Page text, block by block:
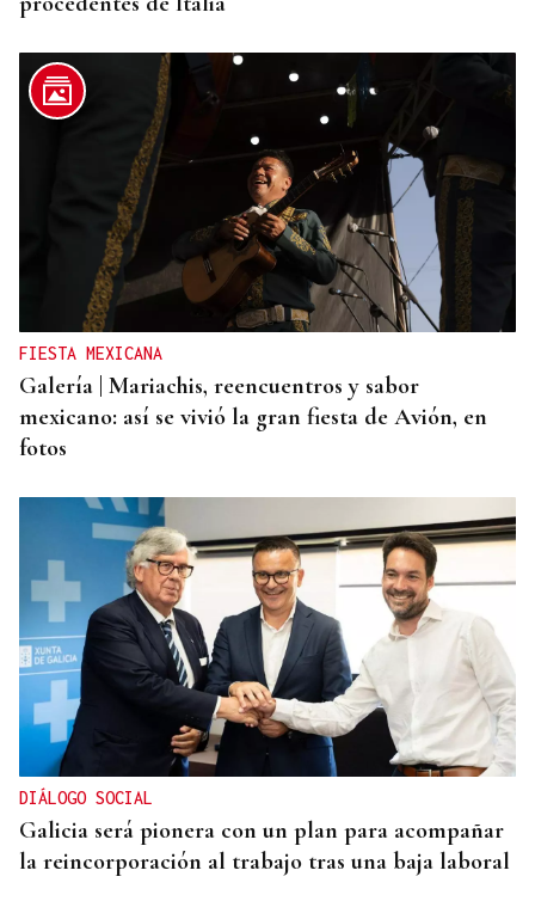
FIESTA MEXICANA
Galería | Mariachis, reencuentros y sabor
mexicano: así se vivió la gran fiesta de Avión, en
fotos
DIÁLOGO SOCIAL
Galicia será pionera con un plan para acompañar
la reincorporación al trabajo tras una baja laboral